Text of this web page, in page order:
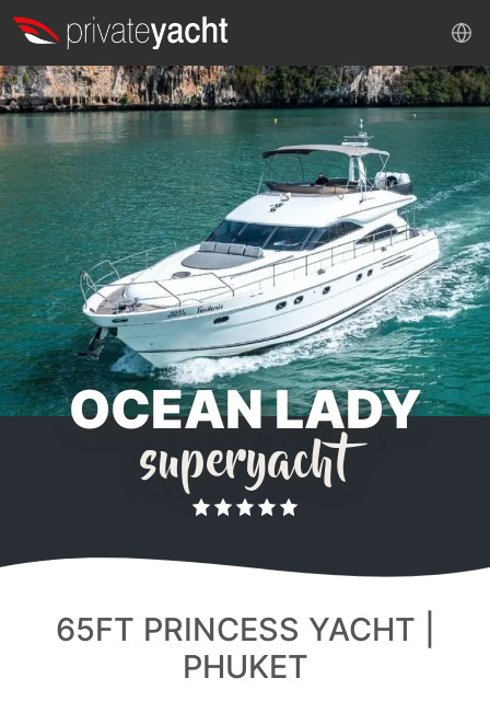
OCEAN LADY
superyacht
65FT PRINCESS YACHT |
PHUKET